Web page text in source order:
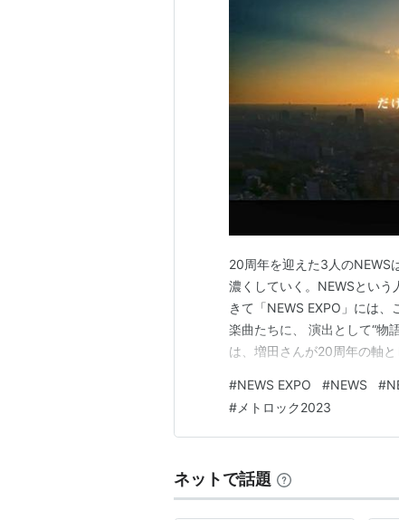
20周年を迎えた3人のNEWS
濃くしていく。NEWSという
きて「NEWS EXPO」には
楽曲たちに、 演出として“物
は、増田さんが20周年の軸
て』 という想いに、全く別
のメッセージを成していると
#NEWS EXPO #NEWS #
# メトロック2023
ネットで話題